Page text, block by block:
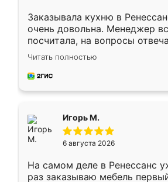
Заказывала кухню в
очень довольна. Менеджер
посчитала, на вопросы
Замерщик приехал в субботу,
делу со всей
за день, ребята работали
Читать полностью
Игорь М.
6 августа 2026
На самом деле в Ренессанс
раз заказываю мебель